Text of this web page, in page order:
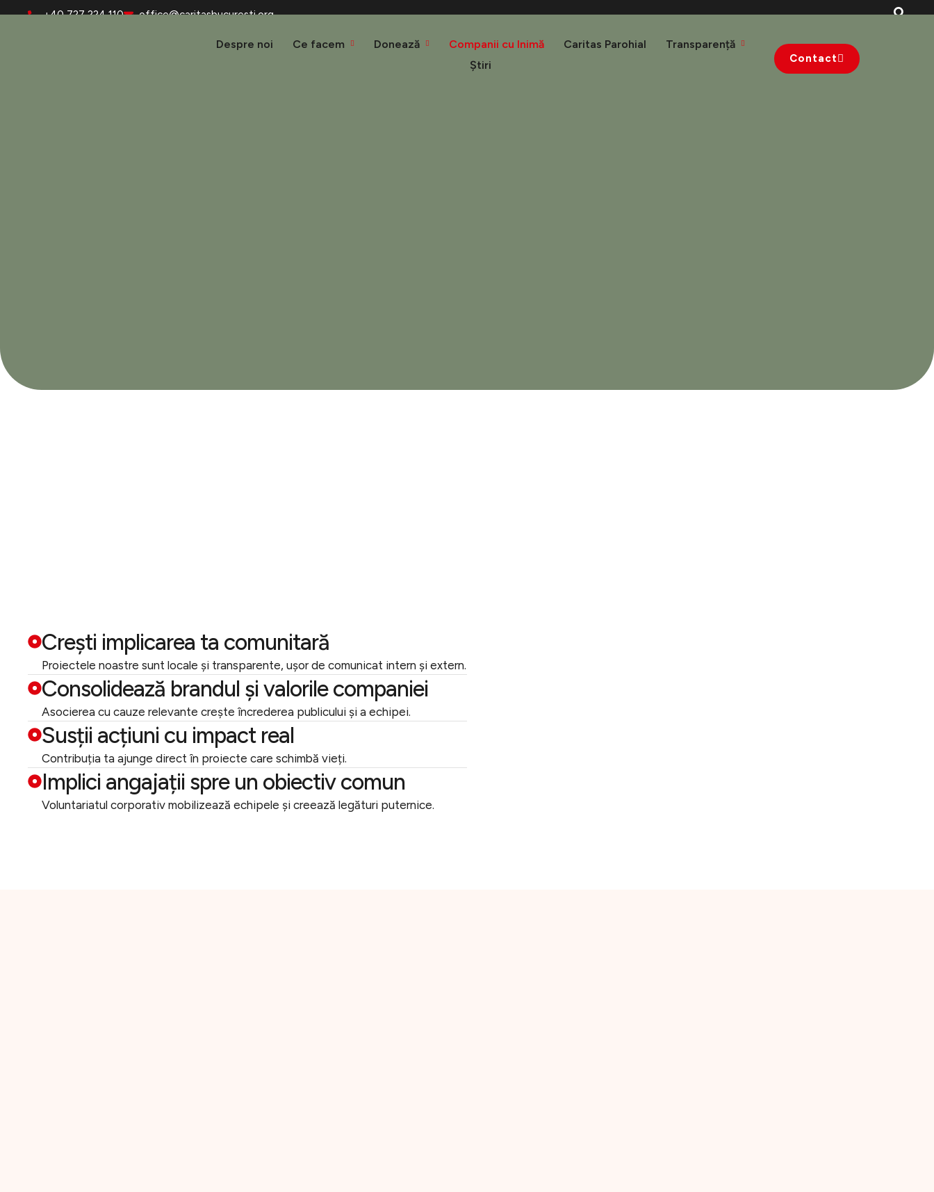
+40 727 224 110 office@caritasbucuresti.org
Despre noi Ce facem Donează Companii cu Inimă Caritas Parohial
Transparență
Știri
Contact
Crești implicarea ta comunitară
Proiectele noastre sunt locale și transparente, ușor de comunicat intern și extern.
Consolidează brandul și valorile companiei
Asocierea cu cauze relevante crește încrederea publicului și a echipei.
Susții acțiuni cu impact real
Contribuția ta ajunge direct în proiecte care schimbă vieți.
Implici angajații spre un obiectiv comun
Voluntariatul corporativ mobilizează echipele și creează legături puternice.